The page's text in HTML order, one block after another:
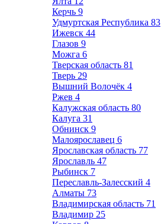
Керчь 9
Удмуртская Республика 83
Ижевск 44
Глазов 9
Можга 6
Тверская область 81
Тверь 29
Вышний Волочёк 4
Ржев 4
Калужская область 80
Калуга 31
Обнинск 9
Малоярославец 6
Ярославская область 77
Ярославль 47
Рыбинск 7
Переславль-Залесский 4
Алматы 73
Владимирская область 71
Владимир 25